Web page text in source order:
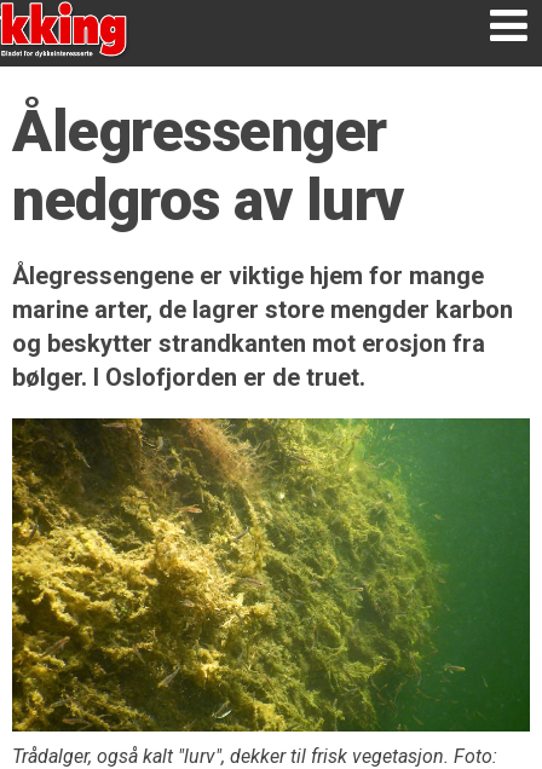
Ålegressenger
nedgros av lurv
Ålegressengene er viktige hjem for mange
marine arter, de lagrer store mengder karbon
og beskytter strandkanten mot erosjon fra
bølger. I Oslofjorden er de truet.
Trådalger, også kalt "lurv", dekker til frisk vegetasjon. Foto: